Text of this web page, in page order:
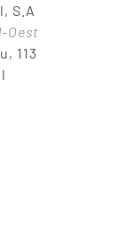
S.A
Oest
113